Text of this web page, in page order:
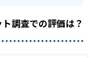
調査での評価は？